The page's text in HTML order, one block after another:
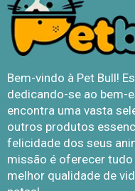
Bem-vindo à Pet Bull!
dedicando-se ao bem-
encontra uma vasta
outros produtos
felicidade dos seus
missão é oferecer
melhor qualidade de